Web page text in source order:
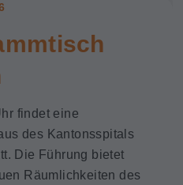
findet eine
des Kantonsspitals
Die Führung bietet
Räumlichkeiten des